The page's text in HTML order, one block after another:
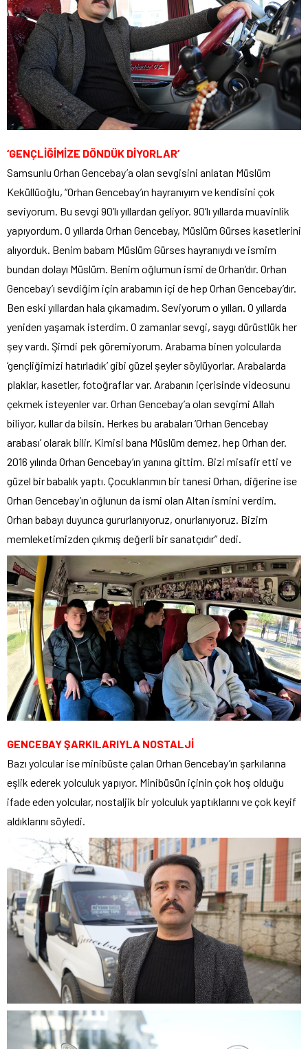
‘GENÇLİĞİMİZE DÖNDÜK DİYORLAR’
Samsunlu Orhan Gencebay’a olan sevgisini anlatan Müslüm
Keküllüoğlu, “Orhan Gencebay’ın hayranıyım ve kendisini çok
seviyorum. Bu sevgi 90’lı yıllardan geliyor. 90’lı yıllarda muavinlik
yapıyordum. O yıllarda Orhan Gencebay, Müslüm Gürses kasetlerini
alıyorduk. Benim babam Müslüm Gürses hayranıydı ve ismim
bundan dolayı Müslüm. Benim oğlumun ismi de Orhan’dır. Orhan
Gencebay’ı sevdiğim için arabamın içi de hep Orhan Gencebay’dır.
Ben eski yıllardan hala çıkamadım. Seviyorum o yılları. O yıllarda
yeniden yaşamak isterdim. O zamanlar sevgi, saygı dürüstlük her
şey vardı. Şimdi pek göremiyorum. Arabama binen yolcularda
‘gençliğimizi hatırladık’ gibi güzel şeyler söylüyorlar. Arabalarda
plaklar, kasetler, fotoğraflar var. Arabanın içerisinde videosunu
çekmek isteyenler var. Orhan Gencebay’a olan sevgimi Allah
biliyor, kullar da bilsin. Herkes bu arabaları ‘Orhan Gencebay
arabası’ olarak bilir. Kimisi bana Müslüm demez, hep Orhan der.
2016 yılında Orhan Gencebay’ın yanına gittim. Bizi misafir etti ve
güzel bir babalık yaptı. Çocuklarımın bir tanesi Orhan, diğerine ise
Orhan Gencebay’ın oğlunun da ismi olan Altan ismini verdim.
Orhan babayı duyunca gururlanıyoruz, onurlanıyoruz. Bizim
memleketimizden çıkmış değerli bir sanatçıdır” dedi.
GENCEBAY ŞARKILARIYLA NOSTALJİ
Bazı yolcular ise minibüste çalan Orhan Gencebay’ın şarkılarına
eşlik ederek yolculuk yapıyor. Minibüsün içinin çok hoş olduğu
ifade eden yolcular, nostaljik bir yolculuk yaptıklarını ve çok keyif
aldıklarını söyledi.